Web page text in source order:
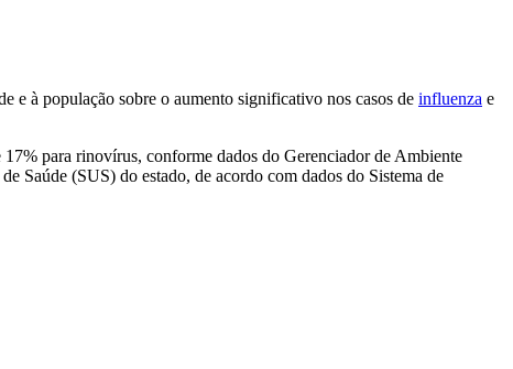
e à população sobre o aumento significativo nos casos de influenza e
para rinovírus, conforme dados do Gerenciador de Ambiente
Saúde (SUS) do estado, de acordo com dados do Sistema de